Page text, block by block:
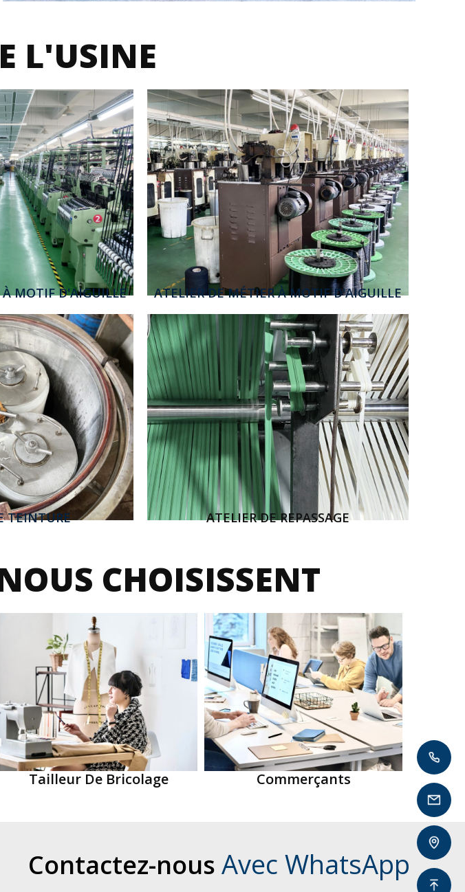
L'USINE
MOTIF D'AIGUILLE ATELIER DE MÉTIER À MOTIF D'AIGUILLE
TEINTURE ATELIER DE REPASSAGE
CHOISISSENT
Tailleur De Bricolage Commerçants
Contactez-nous Avec WhatsApp